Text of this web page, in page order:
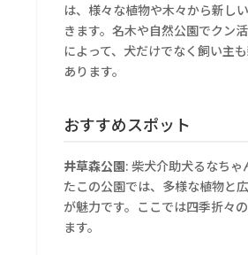
は、様々な植物や木々から新し
きます。名木や自然公園でクン
によって、犬だけでなく飼い主
あります。
おすすめスポット
井草森公園: 柴犬介助犬るなち
たこの公園では、多様な植物と
が魅力です。ここでは四季折々
ます。